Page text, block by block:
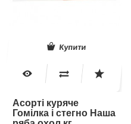
Купити
Асорті куряче
Гомілка і стегно Наша